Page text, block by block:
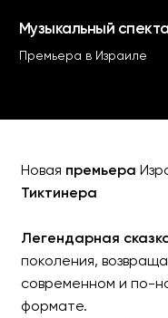
Новая премьера
Тиктинера
Легендарная
поколения,
современном и по-
формате.